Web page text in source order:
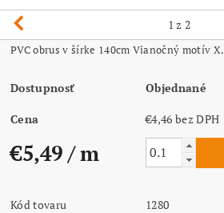
1 z 2
PVC obrus v šírke 140cm Vianočný motív X.
Dostupnosť Objednané
Cena €4,46 bez DPH
€5,49/ m
Kód tovaru
1280